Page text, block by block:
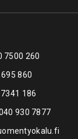
7500 260
860
186
930 7877